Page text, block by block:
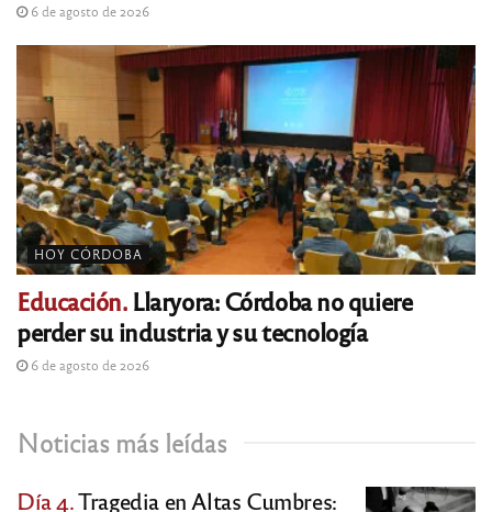
6 de agosto de 2026
HOY CÓRDOBA
Educación.Llaryora: Córdoba no quiere
perder su industria y su tecnología
6 de agosto de 2026
Noticias más leídas
Día 4.Tragedia en Altas Cumbres: